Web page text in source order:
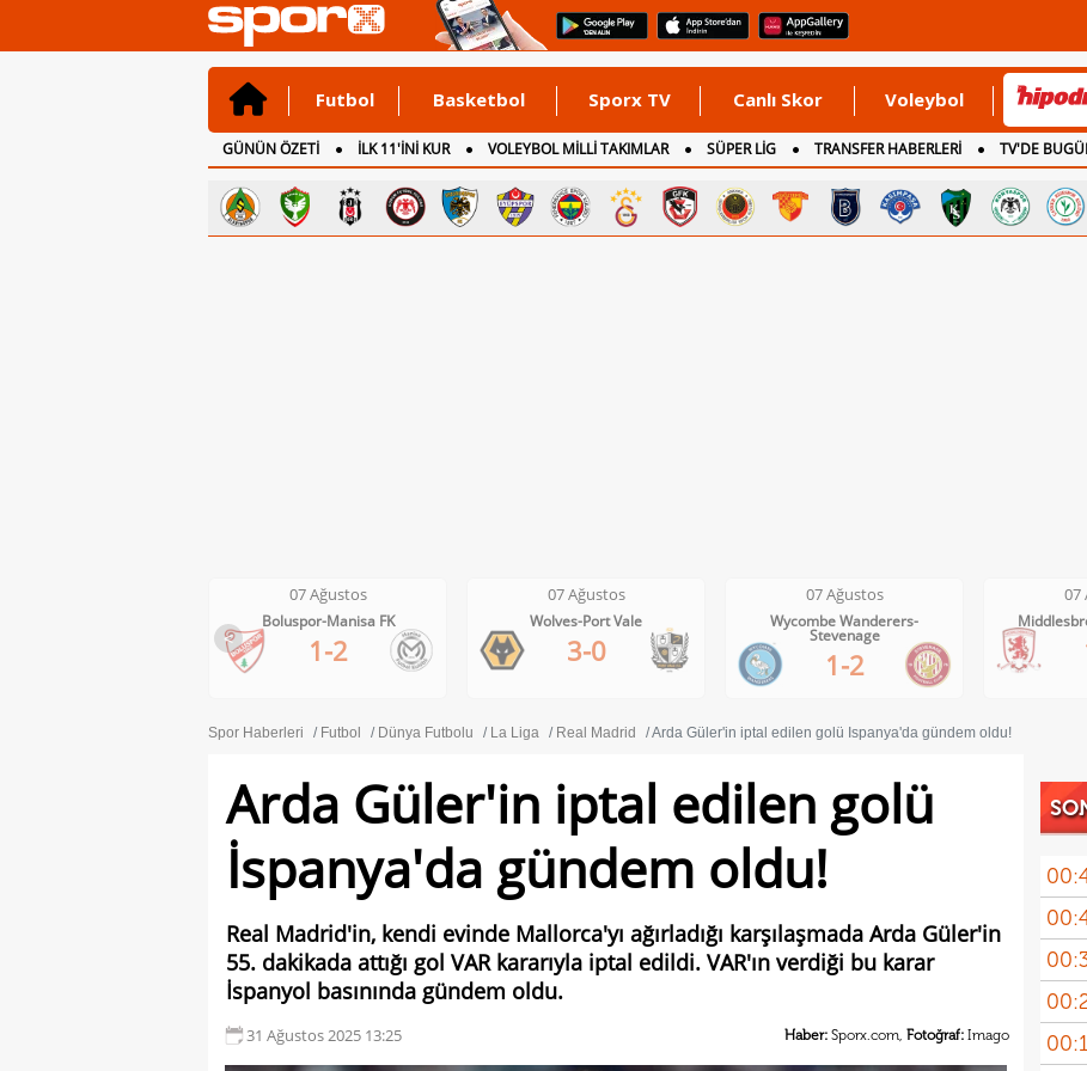
Futbol Basketbol Sporx TV Canlı Skor Voleybol
GÜNÜN ÖZETİ İLK 11'İNİ KUR VOLEYBOL MİLLİ TAKIMLAR SÜPER LİG TRANSFER HABERLERİ TV'DE
CANLI ANLATIM
İNGİLTERE
<
07 Ağustos
Wolves-Port Vale
3-0
07 Ağustos
Wycombe Wanderers-
1-2
07 Ağustos
Middlesbrough-Wrexham
1-0
Spor Haberleri Futbol Dünya Futbolu La Liga Real Madrid Arda Güler'in iptal edilen golü İspanya'da gündem oldu!
Arda Güler'in iptal edilen golü
İspanya'da gündem oldu!
Real Madrid'in, kendi evinde Mallorca'yı ağırladığı karşılaşmada Arda Güler'in
55. dakikada attığı gol VAR kararıyla iptal edildi. VAR'ın verdiği bu karar
İspanyol basınında gündem oldu.
31 Ağustos 2025 13:25 Haber: Sporx.com, Fotoğraf: Imago
Araujo